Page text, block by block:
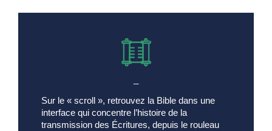
Sur le « scroll », retrouvez la Bible dans une
interface qui concentre l’histoire de la
transmission des Écritures, depuis le rouleau